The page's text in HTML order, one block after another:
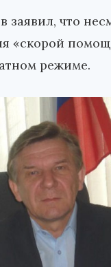
заявил, что
«скорой
режиме.